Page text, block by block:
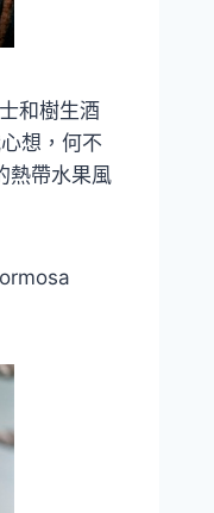
和樹生酒
想，何不
熱帶水果風